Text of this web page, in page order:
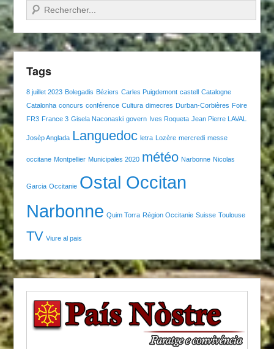
Recherche
Tags
8 juillet 2023 Bolegadis Béziers Carles Puigdemont castell Catalogne
Catalonha concurs conférence Cultura dimecres Durban-Corbières Foire
FR3 France 3 Gisela Naconaski govern Ives Roqueta Jean Pierre LAVAL
Josèp Anglada Languedoc letra Lozère mercredi messe
occitane Montpellier Municipales 2020 météo Narbonne Nicolas
Garcia Occitanie Ostal Occitan
Narbonne Quim Torra Région Occitanie Suisse Toulouse
TV Viure al pais